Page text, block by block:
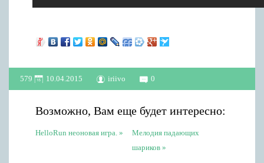
579 10.04.2015 iriivo 0
Возможно, Вам еще будет интересно:
HelloRun неоновая игра.
Мелодия падающих
шариков